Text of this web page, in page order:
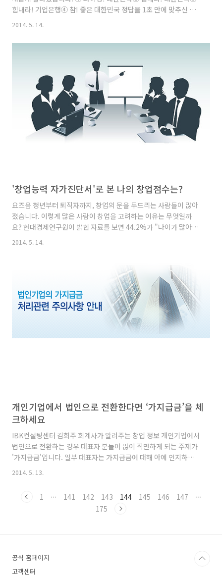
힘내라! 기업은행④ 참! 좋은 대한민국 정답을 1초 만에 맞추신 당
고 있습니다.(요즘은 이영돈∙신동엽 이 비슷한 컨셉의 프로그램입
까?’라고 반응을 살핍니다. 이런 프로그램이 주는 감동은 인간이 기
본적으로 가지고 있는 따듯함과 정의를 위한 용기가 아직 존재한다
는 것을 알 수 있기 때문이 아닐까요? 이번 동양인 인종차별 편은 뷰
티 스파에서 한국계 동양인이 배우로 출연해 마사지..
2014. 5. 14.
'창업능력 자가진단서'로 본 나의 창업점수는?
요즈음 청년부터 퇴직자까지, 창업의 문을 두드리는 사람들이 많아
졌습니다. 이렇게 많은 사람이 창업을 고려하는 이유는 무엇일까
요? 현대경제연구원이 밝힌 자료를 보면 44.2%가 "나이가 많아도
오랫동안 일을 할 수 있어서"라고 응답했습니다. 다음으로 창업 성
나왔습니다. 연령별로 살펴보면 2030세대는 창업 성취감, 돈에 대
한 욕구 등이 크게 나타났지만 4050세대는 "노후에도 일할 수 있기
때문”이라는 결과가 절반 이상을 차지했습니다. 이같이 창업을 고
려하는 사람들이 늘어나는 추세이지만 철저한 준비가 되어 있지 않
다면 성공하기 너무 힘든 것이 창업입니다. 이 시..
2014. 5. 14.
개인기업에서 법인으로 전환한다면 ‘가지급금’을 체
크하세요
IBK컨설팅센터 김희주 회계사가 알려주는 창업 정보 개인기업에서
법인으로 전환하는 경우 대표자 분들이 많이 직면하게 되는 주제가
'가지급금'입니다. 일부 대표자는 가지급금에 대해 아예 인지하지
못하고 있다가 향후 엄청난 세금을 부과받는 경우도 발생하게 되는
서 '가지급금'이란 현금을 지출하였으나 처리할 계정과목이 확정되
지 않은 경우에 처리하는 임시계정(미결산계정)을 말합니다. 세무
종업원 대여금이..
2014. 5. 13.
1 ··· 141 142 143 144 145 146 147
···
175
공식 홈페이지
고객센터